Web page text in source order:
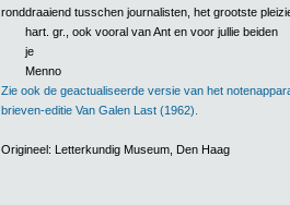
ronddraaiend tusschen journalisten, het grootste
hart. gr., ook vooral van Ant en voor jullie beiden
je
Menno
Zie ook de geactualiseerde versie van het
brieven-editie Van Galen Last (1962).
Origineel: Letterkundig Museum, Den Haag